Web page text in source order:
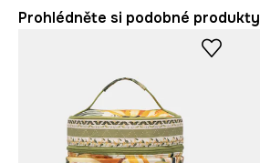
Prohlédněte si podobné produkty